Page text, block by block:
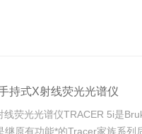
持式X射线荧光光谱仪
荧光光谱仪TRACER 5i是
继原有功能*的Tracer家族系